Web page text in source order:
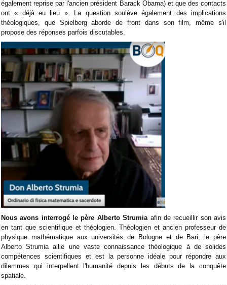
également reprise par l'ancien président Barack Obama) et que des contacts
ont « déjà eu lieu ». La question soulève également des implications
théologiques, que Spielberg aborde de front dans son film, même s'il
propose des réponses parfois discutables.
Nous avons interrogé le père Alberto Strumiaafin de recueillir son avis
en tant que scientifique et théologien. Théologien et ancien professeur de
physique mathématique aux universités de Bologne et de Bari, le père
Alberto Strumia allie une vaste connaissance théologique à de solides
compétences scientifiques et est la personne idéale pour répondre aux
dilemmes qui interpellent l'humanité depuis les débuts de la conquête
spatiale.